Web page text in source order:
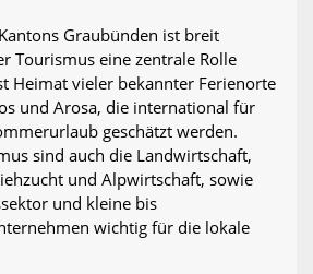
Graubünden ist breit
Tourismus eine zentrale Rolle
Heimat vieler bekannter Ferienorte
und Arosa, die international für
geschätzt werden.
sind auch die Landwirtschaft,
und Alpwirtschaft, sowie
und kleine bis
wichtig für die lokale